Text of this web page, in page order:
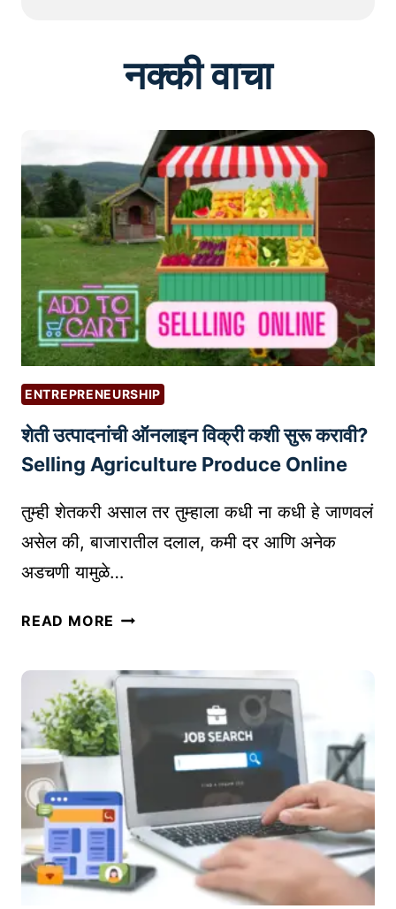
नक्की वाचा
ENTREPRENEURSHIP
शेती उत्पादनांची ऑनलाइन विक्री कशी सुरू करावी?
Selling Agriculture Produce Online
तुम्ही शेतकरी असाल तर तुम्हाला कधी ना कधी हे जाणवलं
असेल की, बाजारातील दलाल, कमी दर आणि अनेक
अडचणी यामुळे…
READ MORE शे
त्पा
द
नां
ची
ऑ
न
ला
न